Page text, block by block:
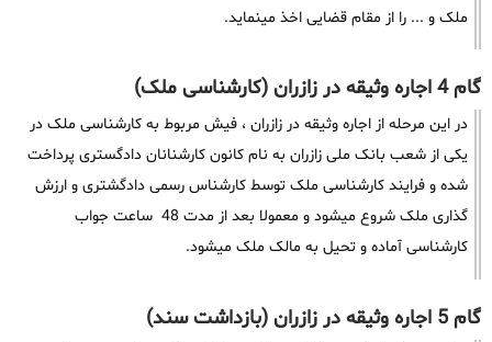
ملک و ... را از مقام قضایی اخذ مینماید.
گام 4 اجاره وثیقه در زازران (کارشناسی ملک)
در این مرحله از اجاره وثیقه در زازران ، فیش مربوط به کارشناسی ملک در
یکی از شعب بانک ملی زازران به نام کانون کارشنانان دادگستری پرداخت
شده و فرایند کارشناسی ملک توسط کارشناس رسمی دادگشتری و ارزش
گذاری ملک شروع میشود و معمولا بعد از مدت 48 ساعت جواب
کارشناسی آماده و تحیل به مالک ملک میشود.
گام 5 اجاره وثیقه در زازران (بازداشت سند)